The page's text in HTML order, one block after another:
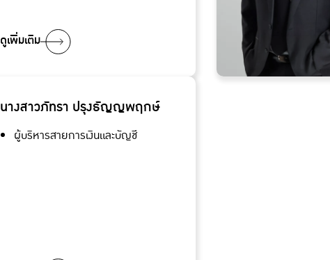
ดูเพิ่มเติม
นางสาวภัทรา ปรุงธัญญพฤกษ์
ผู้บริหารสายการเงินและบัญชี